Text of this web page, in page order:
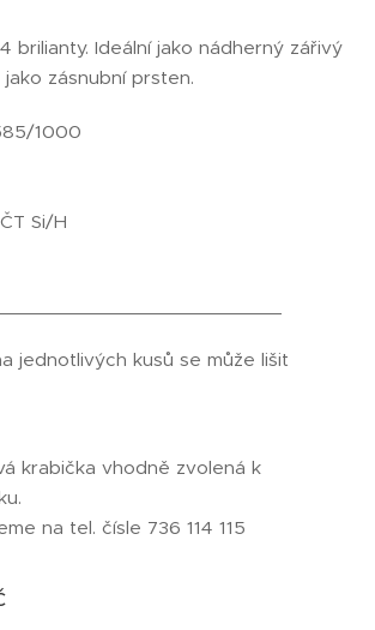
brilianty. Ideální jako nádherný zářivý
zásnubní prsten.
1000
Si/H
jednotlivých kusů se může lišit
krabička vhodně zvolená k
na tel. čísle 736 114 115